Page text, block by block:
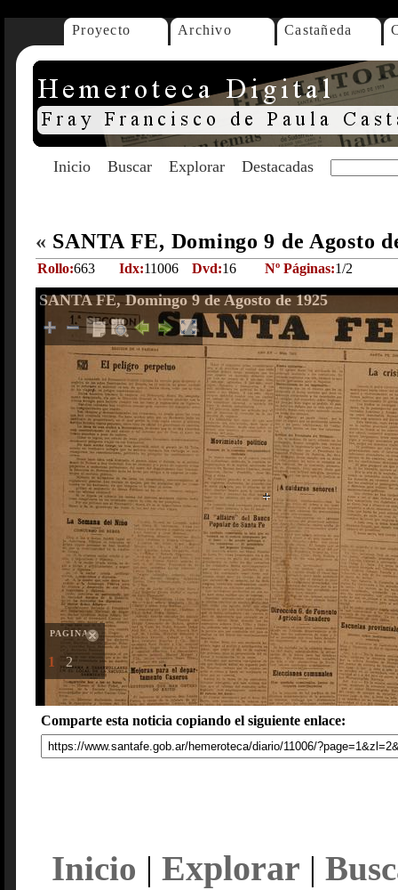
Proyecto Archivo Castañeda
Inicio Buscar Explorar Destacadas
« SANTA FE, Domingo 9 de Agosto
Rollo:663 Idx:11006 Dvd:16 Nº Páginas:1/2
SANTA FE, Domingo 9 de Agosto de 1925
PAGINAS
1 2
Comparte esta noticia copiando el siguiente enlace:
Inicio | Explorar |